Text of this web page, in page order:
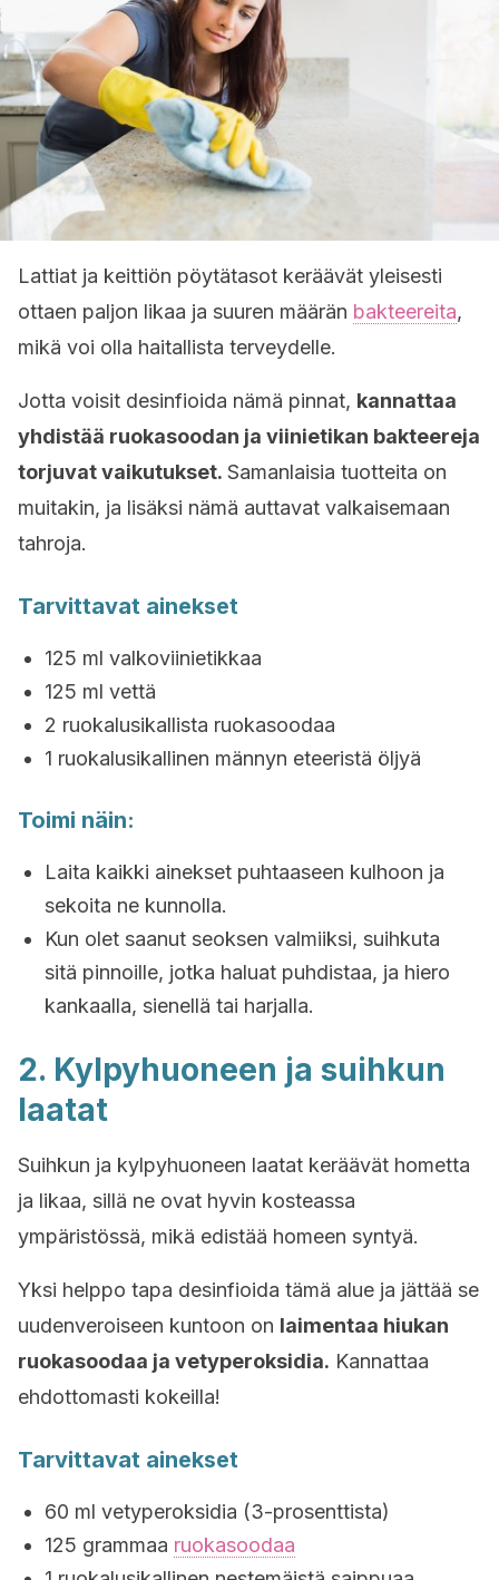
Lattiat ja keittiön pöytätasot keräävät yleisesti
ottaen paljon likaa ja suuren määrän bakteereita,
mikä voi olla haitallista terveydelle.
Jotta voisit desinfioida nämä pinnat, kannattaa
yhdistää ruokasoodan ja viinietikan bakteereja
torjuvat vaikutukset. Samanlaisia tuotteita on
muitakin, ja lisäksi nämä auttavat valkaisemaan
tahroja.
Tarvittavat ainekset
125 ml valkoviinietikkaa
125 ml vettä
2 ruokalusikallista ruokasoodaa
1 ruokalusikallinen männyn eteeristä öljyä
Toimi näin:
Laita kaikki ainekset puhtaaseen kulhoon ja
sekoita ne kunnolla.
Kun olet saanut seoksen valmiiksi, suihkuta
sitä pinnoille, jotka haluat puhdistaa, ja hiero
kankaalla, sienellä tai harjalla.
2. Kylpyhuoneen ja suihkun
laatat
Suihkun ja kylpyhuoneen laatat keräävät hometta
ja likaa, sillä ne ovat hyvin kosteassa
ympäristössä, mikä edistää homeen syntyä.
Yksi helppo tapa desinfioida tämä alue ja jättää se
uudenveroiseen kuntoon on laimentaa hiukan
ruokasoodaa ja vetyperoksidia. Kannattaa
ehdottomasti kokeilla!
Tarvittavat ainekset
60 ml vetyperoksidia (3-prosenttista)
125 grammaa ruokasoodaa